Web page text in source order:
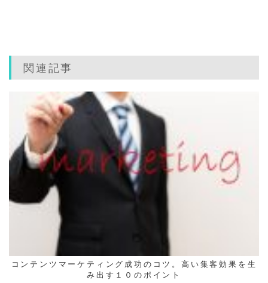
関連記事
コンテンツマーケティング成功のコツ。高い集客効果を生
み出す１０のポイント